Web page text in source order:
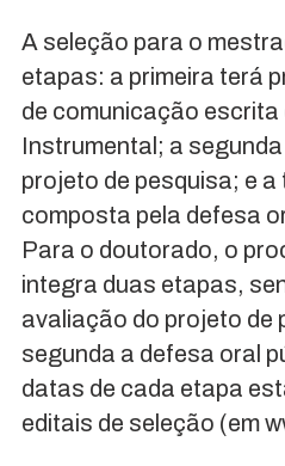
A seleção para o
etapas: a primeira terá
de comunicação escrita
Instrumental; a
projeto de pesquisa; e
composta pela defesa
Para o doutorado, o
integra duas etapas,
avaliação do projeto de
segunda a defesa oral
datas de cada etapa
editais de seleção (em